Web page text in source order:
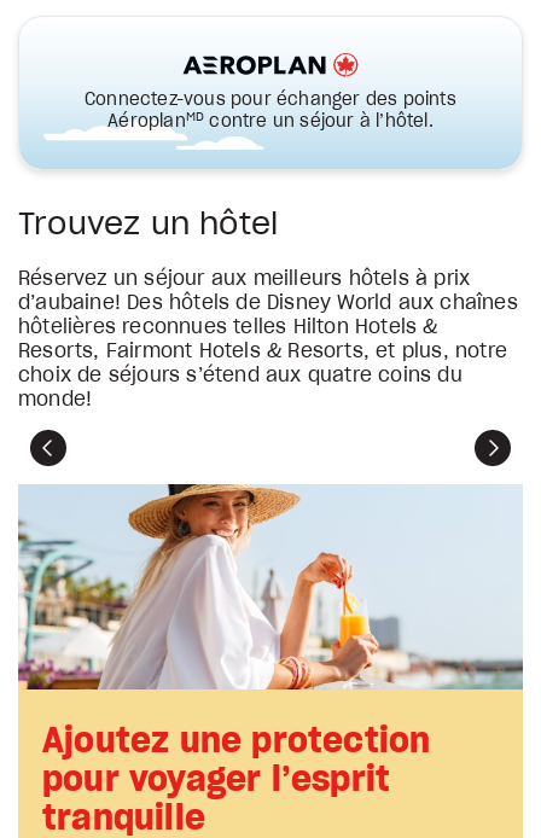
Connectez-vous pour échanger des points
Aéroplan MD contre un séjour à l’hôtel.
Trouvez un hôtel
Réservez un séjour aux meilleurs hôtels à prix
d’aubaine! Des hôtels de Disney World aux chaînes
hôtelières reconnues telles Hilton Hotels &
Resorts, Fairmont Hotels & Resorts, et plus, notre
choix de séjours s’étend aux quatre coins du
monde!
Précédent
Ajoutez une protection
pour voyager l’esprit
tranquille